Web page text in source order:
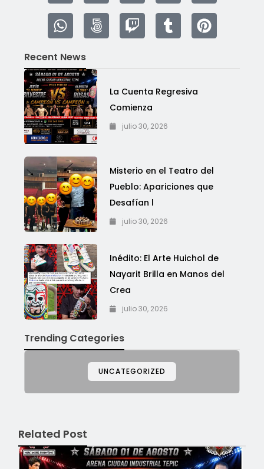
Recent News
La Cuenta Regresiva
Comienza
julio 30, 2026
Misterio en el Teatro del
Pueblo: Apariciones que
Desafían l
julio 30, 2026
Inédito: El Arte Huichol de
Nayarit Brilla en Manos del
Crea
julio 30, 2026
Trending Categories
UNCATEGORIZED
Related Post